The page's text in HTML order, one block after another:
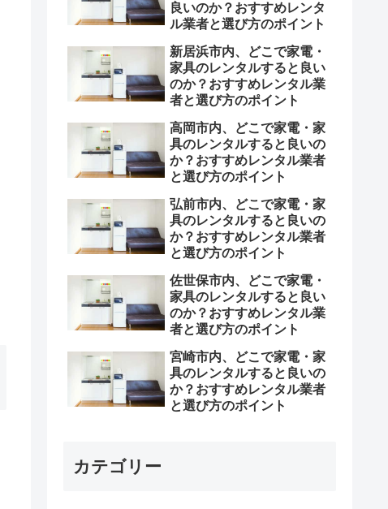
良いのか？おすすめレンタ
ル業者と選び方のポイント
新居浜市内、どこで家電・
家具のレンタルすると良い
のか？おすすめレンタル業
者と選び方のポイント
高岡市内、どこで家電・家
具のレンタルすると良いの
か？おすすめレンタル業者
と選び方のポイント
弘前市内、どこで家電・家
具のレンタルすると良いの
か？おすすめレンタル業者
と選び方のポイント
佐世保市内、どこで家電・
家具のレンタルすると良い
のか？おすすめレンタル業
者と選び方のポイント
宮崎市内、どこで家電・家
具のレンタルすると良いの
か？おすすめレンタル業者
と選び方のポイント
カテゴリー